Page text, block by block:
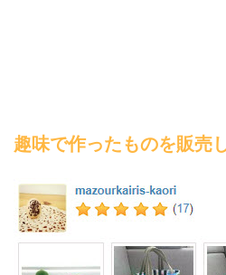
趣味で作ったものを販売